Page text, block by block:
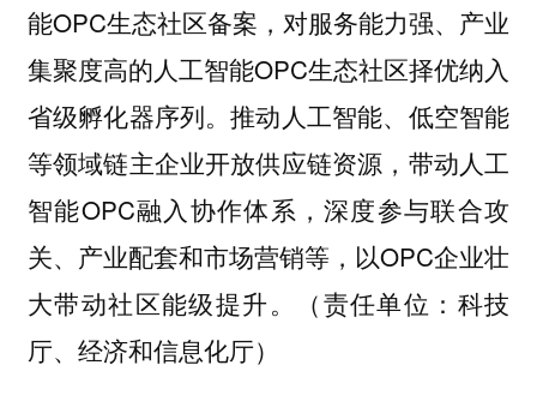
能OPC生态社区备案，对服务能力强、产业
集聚度高的人工智能OPC生态社区择优纳入
省级孵化器序列。推动人工智能、低空智能
等领域链主企业开放供应链资源，带动人工
智能OPC融入协作体系，深度参与联合攻
关、产业配套和市场营销等，以OPC企业壮
大带动社区能级提升。（责任单位：科技
厅、经济和信息化厅）